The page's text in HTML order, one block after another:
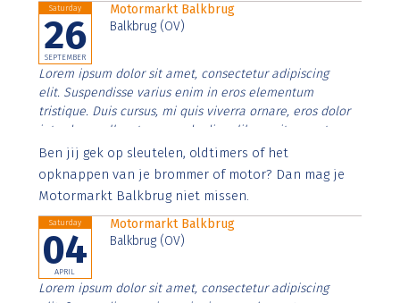
Saturday
26
SEPTEMBER
Motormarkt Balkbrug
Balkbrug (OV)
Lorem ipsum dolor sit amet, consectetur adipiscing
elit. Suspendisse varius enim in eros elementum
tristique. Duis cursus, mi quis viverra ornare, eros dolor
interdum nulla, ut commodo diam libero vitae erat.
Aenean faucibus nibh et justo cursus id rutrum lorem
imperdiet. Nunc ut sem vitae risus tristique posuere.
Ben jij gek op sleutelen, oldtimers of het
opknappen van je brommer of motor? Dan mag je
Motormarkt Balkbrug niet missen.
Saturday
04
APRIL
Motormarkt Balkbrug
Balkbrug (OV)
Lorem ipsum dolor sit amet, consectetur adipiscing